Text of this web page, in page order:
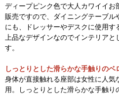
ディープピンク色で大人カワイイ
販売ですので、ダイニングテーブ
にも、ドレッサーやデスクに使用
上品なデザインなのでインテリア
す。
しっとりとした滑らかな手触りのベ
身体が直接触れる座部は女性に人気
用。しっとりとした滑らかな手触り